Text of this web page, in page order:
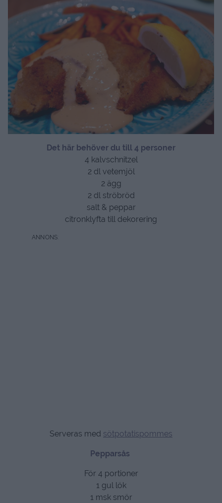
Det här behöver du till 4 personer
4 kalvschnitzel
2 dl vetemjöl
2 ägg
2 dl ströbröd
salt & peppar
citronklyfta till dekorering
Serveras med sötpotatispommes
Pepparsås
För 4 portioner
1 gul lök
1 msk smör